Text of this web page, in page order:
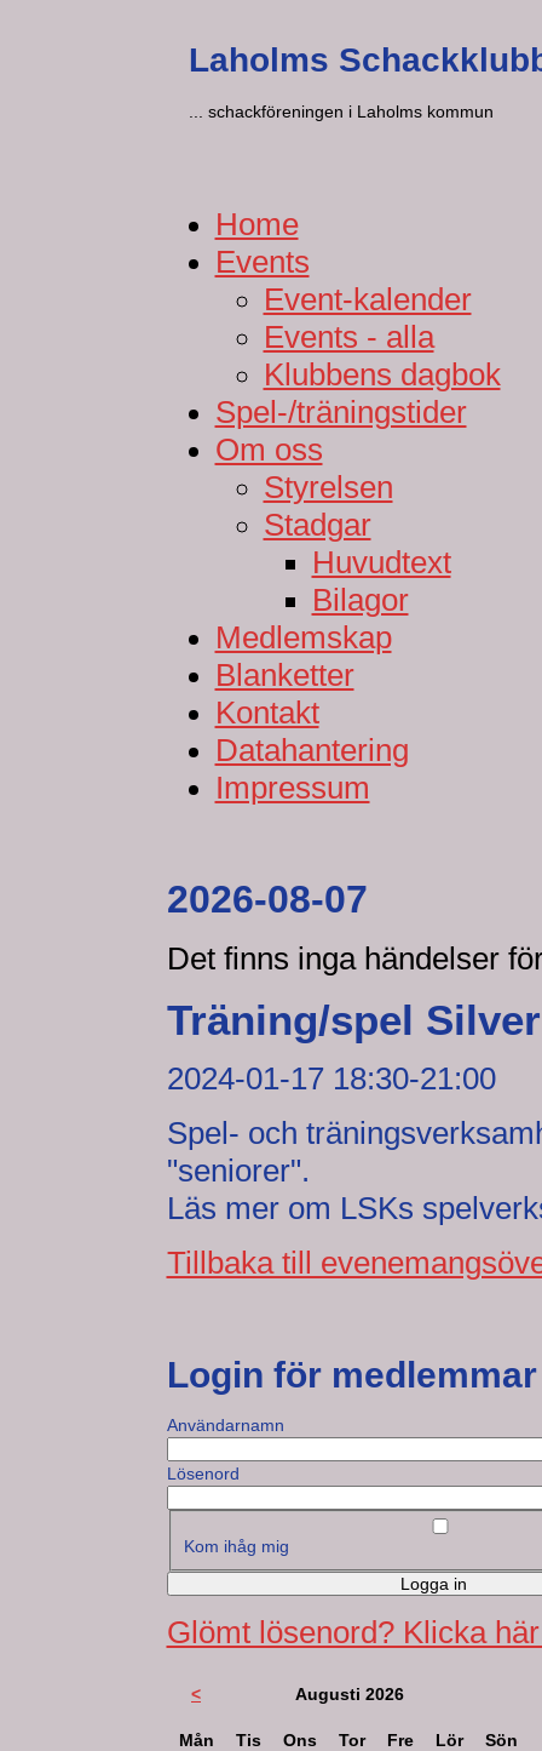
Laholms
... schackföreningen i Laholms kommun
Home
Events
Event-kalender
Events - alla
Klubbens dagbok
Spel-/träningstider
Om oss
Styrelsen
Stadgar
Huvudtext
Bilagor
Medlemskap
Blanketter
Kontakt
Datahantering
Impressum
2026-08-07
Det finns inga händelser
Träning/spel
2024-01-17 18:30-21:00
Spel- och
"seniorer".
Läs mer om LSKs
Tillbaka till
Login för medlemmar
Användarnamn
Lösenord
Kom ihåg mig
Logga in
Glömt lösenord? Klicka
< Augusti 2026
Mån Tis Ons Tor Fre Lör Sön